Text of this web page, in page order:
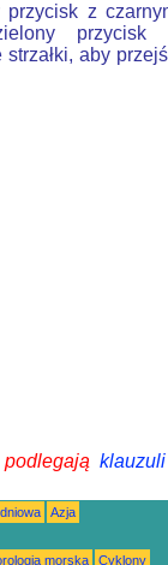
z
przycisk
aby
podlegają
Azja
morska Cyklony